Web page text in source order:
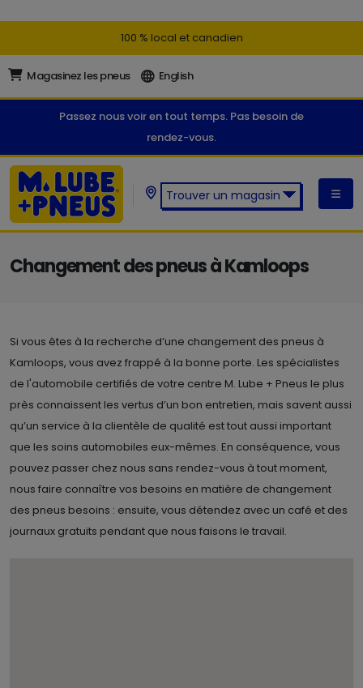
100 % local et canadien
Magasinez les pneus English
Passez nous voir en tout temps. Pas besoin de
rendez-vous.
Trouver un magasin
Pneus:
Changement des pneus à Kamloops
Si vous êtes à la recherche d’une changement des pneus à
Kamloops, vous avez frappé à la bonne porte. Les spécialistes
de l'automobile certifiés de votre centre M. Lube + Pneus le plus
près connaissent les vertus d’un bon entretien, mais savent aussi
qu’un service à la clientèle de qualité est tout aussi important
que les soins automobiles eux-mêmes. En conséquence, vous
pouvez passer chez nous sans rendez-vous à tout moment,
nous faire connaître vos besoins en matière de changement
des pneus besoins : ensuite, vous détendez avec un café et des
journaux gratuits pendant que nous faisons le travail.